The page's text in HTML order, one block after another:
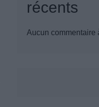
récents
Aucun commentaire